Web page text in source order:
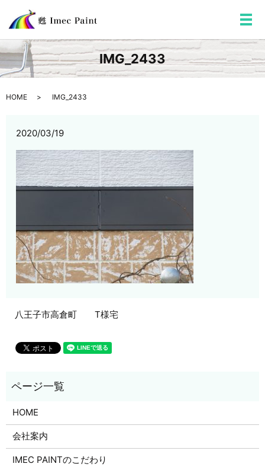
メ
IMG_2433
HOME IMG_2433
2020/03/19
八王子市高倉町 T様宅
HOME
会社案内
IMEC PAINTのこだわり